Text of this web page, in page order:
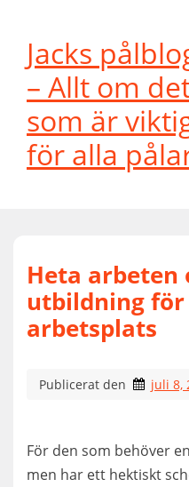
innehållJacks
– Allt om
som är
för alla
Heta arbeten
utbildning
arbetsplats
Publicerat den juli 8,
För den som behöver
men har ett hektiskt